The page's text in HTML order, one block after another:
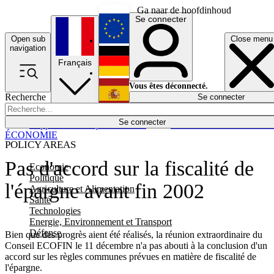
Ga naar de hoofdinhoud
Open sub
navigation
Close menu
Recherche
Se connecter
POLICY AREAS
Economie
Politique
Agriculture et Alimentation
Santé
Technologies
Energie, Environnement et Transport
Défense
Économie
Français
English
Deutsch
Español
Se connecter
Vous êtes déconnecté.
Se connecter
Pas d'accord sur la fiscalité de
l'épargne avant fin 2002
Bien que des progrès aient été réalisés, la réunion extraordinaire du
Conseil ECOFIN le 11 décembre n'a pas abouti à la conclusion d'un
accord sur les règles communes prévues en matière de fiscalité de
l'épargne.
ÉCONOMIE